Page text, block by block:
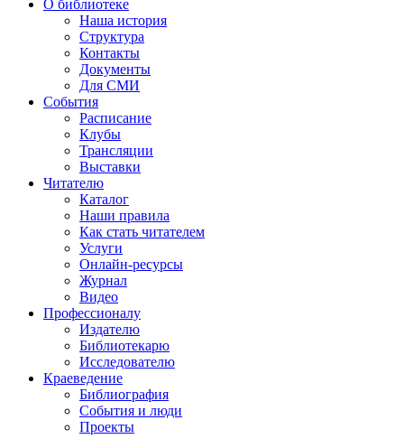
О библиотеке
Наша история
Структура
Контакты
Документы
Для СМИ
События
Расписание
Клубы
Трансляции
Выставки
Читателю
Каталог
Наши правила
Как стать читателем
Услуги
Онлайн-ресурсы
Журнал
Видео
Профессионалу
Издателю
Библиотекарю
Исследователю
Краеведение
Библиография
События и люди
Проекты